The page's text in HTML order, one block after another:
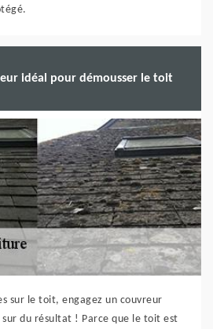
idéal pour démousser le toit
sur le toit, engagez un couvreur
du résultat ! Parce que le toit est